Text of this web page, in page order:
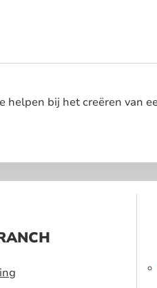
helpen bij het creëren van